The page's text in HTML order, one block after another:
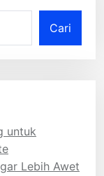
Cari
untuk
Lebih Awet